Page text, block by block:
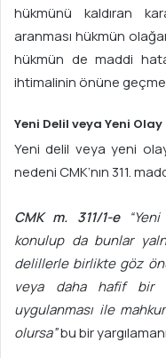
hükmünü kaldıran
aranması hükmün
hükmün de maddi
ihtimalinin önüne
Yeni Delil veya Yeni
Yeni delil veya yeni
nedeni CMK’nın 311.
CMK m. 311/1-e
konulup da bunlar
delillerle birlikte göz
veya daha hafif bir
uygulanması ile
olursa”bu bir